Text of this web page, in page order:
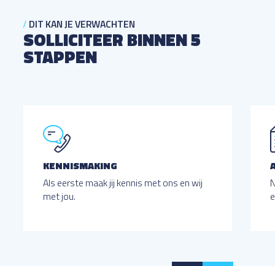
DIT KAN JE VERWACHTEN
SOLLICITEER BINNEN 5
STAPPEN
KENNISMAKING
Als eerste maak jij kennis met ons en wij
met jou.